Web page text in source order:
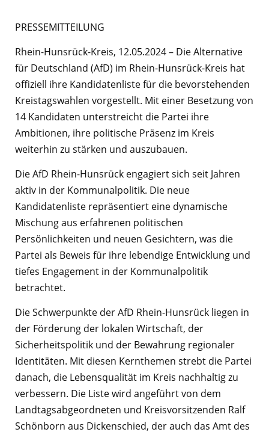
PRESSEMITTEILUNG
Rhein-Hunsrück-Kreis, 12.05.2024 – Die Alternative
für Deutschland (AfD) im Rhein-Hunsrück-Kreis hat
offiziell ihre Kandidatenliste für die bevorstehenden
Kreistagswahlen vorgestellt. Mit einer Besetzung von
14 Kandidaten unterstreicht die Partei ihre
Ambitionen, ihre politische Präsenz im Kreis
weiterhin zu stärken und auszubauen.
Die AfD Rhein-Hunsrück engagiert sich seit Jahren
aktiv in der Kommunalpolitik. Die neue
Kandidatenliste repräsentiert eine dynamische
Mischung aus erfahrenen politischen
Persönlichkeiten und neuen Gesichtern, was die
Partei als Beweis für ihre lebendige Entwicklung und
tiefes Engagement in der Kommunalpolitik
betrachtet.
Die Schwerpunkte der AfD Rhein-Hunsrück liegen in
der Förderung der lokalen Wirtschaft, der
Sicherheitspolitik und der Bewahrung regionaler
Identitäten. Mit diesen Kernthemen strebt die Partei
danach, die Lebensqualität im Kreis nachhaltig zu
verbessern. Die Liste wird angeführt von dem
Landtagsabgeordneten und Kreisvorsitzenden Ralf
Schönborn aus Dickenschied, der auch das Amt des